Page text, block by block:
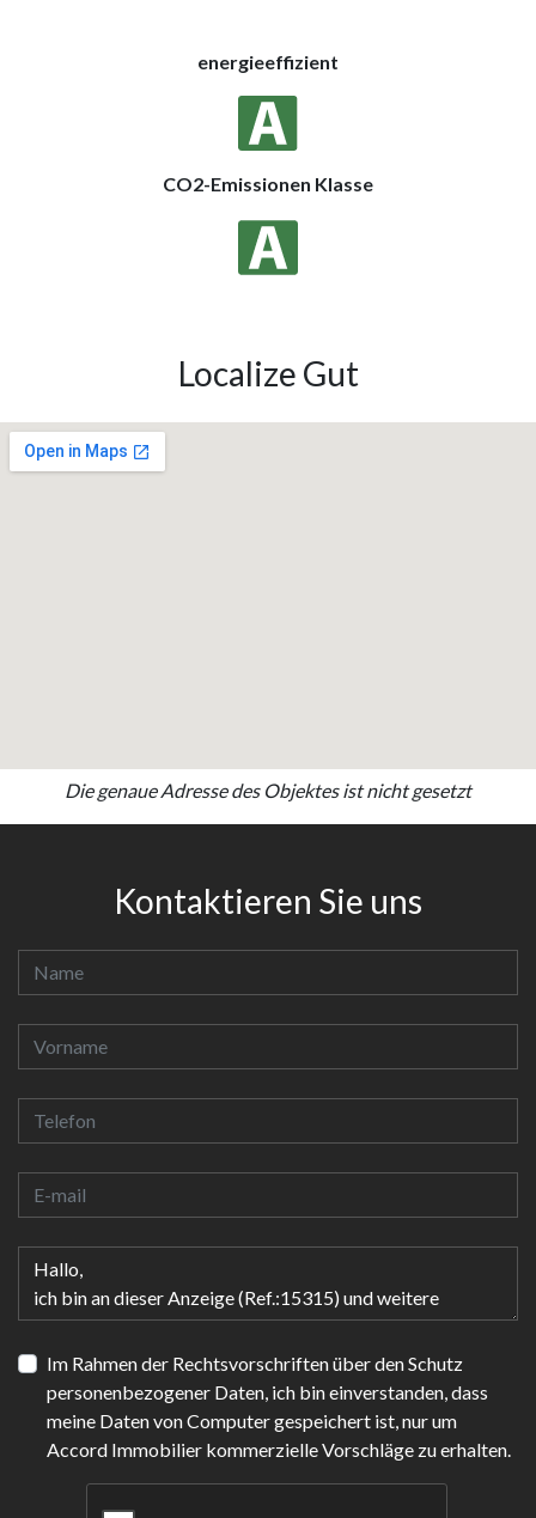
energieeffizient
CO2-Emissionen Klasse
Localize Gut
Die genaue Adresse des Objektes ist nicht gesetzt
Kontaktieren Sie uns
Im Rahmen der Rechtsvorschriften über den Schutz
personenbezogener Daten, ich bin einverstanden, dass
meine Daten von Computer gespeichert ist, nur um
Accord Immobilier kommerzielle Vorschläge zu erhalten.